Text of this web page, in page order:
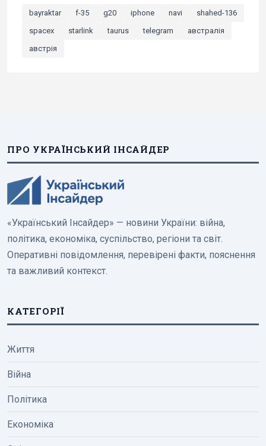
bayraktar f-35 g20 iphone navi
shahed-136
spacex
starlink taurus telegram
австралія
австрія
ПРО УКРАЇНСЬКИЙ ІНСАЙДЕР
«Український Інсайдер» — новини України: війна,
політика, економіка, суспільство, регіони та світ.
Оперативні повідомлення, перевірені факти, пояснення
та важливий контекст.
КАТЕГОРІЇ
Життя
Війна
Політика
Економіка